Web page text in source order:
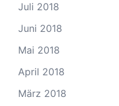
Juli 2018
Juni 2018
Mai 2018
April 2018
März 2018